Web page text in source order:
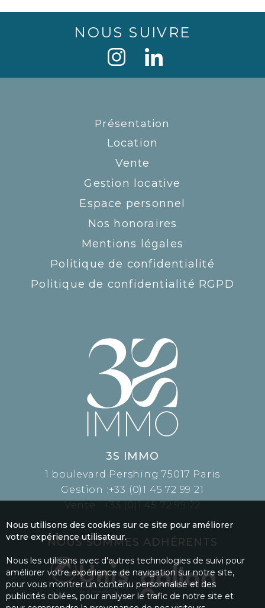
NOUS SUIVRE
Présentation
Location
Vente
Gestion locative
Espace personnel
Nos honoraires
Mentions légales
Politique de confidentialité
Politique de confidentialité RGPD
3S IMMO
1 boulevard Pershing 75017 Paris
Gestion :+33 (0)1 45 72 99 21
Vente :+33 (0)1 45 72 99 22
NOUS SOMMES ADHÉRENTS
Nous utilisons des cookies sur ce site pour améliorer
votre expérience utilisateur.
Nous les utilisons avec d'autres technologies de suivi pour
améliorer votre expérience de navigation sur notre site,
pour vous montrer un contenu personnalisé et des
publicités ciblées, pour analyser le trafic de notre site et